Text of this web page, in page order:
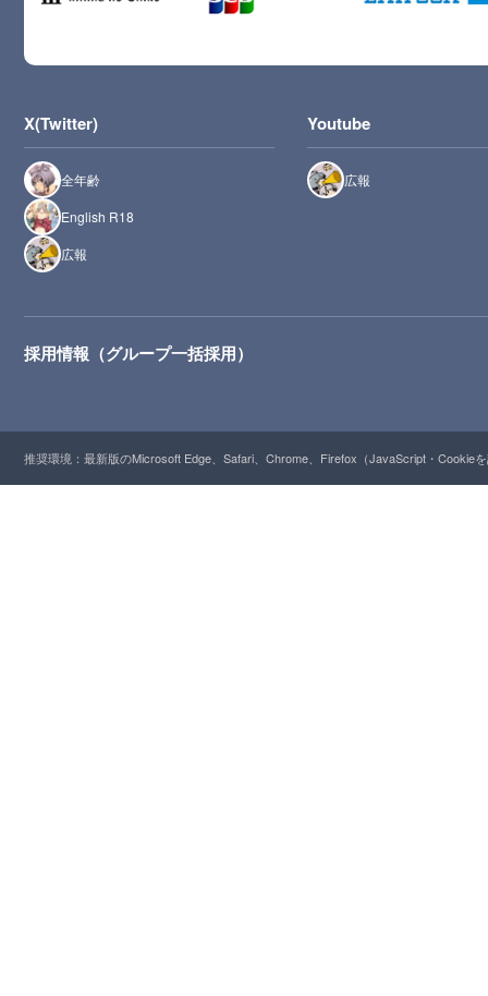
X(Twitter)
全年齢
English R18
広報
Youtube
広報
採用情報（グループ一括採用）
推奨環境：最新版のMicrosoft Edge、Safari、Chrome、Firefox（JavaScript・Cookie